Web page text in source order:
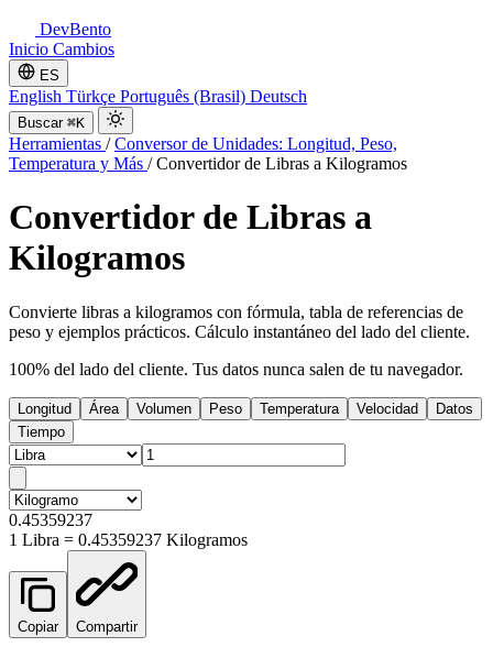
DevBento
Inicio Cambios
ES
English Türkçe Português (Brasil) Deutsch
Buscar ⌘K
Herramientas / Conversor de Unidades: Longitud, Peso,
Temperatura y Más / Convertidor de Libras a Kilogramos
Convertidor de Libras a
Kilogramos
Convierte libras a kilogramos con fórmula, tabla de referencias de
peso y ejemplos prácticos. Cálculo instantáneo del lado del cliente.
100% del lado del cliente. Tus datos nunca salen de tu navegador.
Longitud Área Volumen Peso Temperatura Velocidad
Datos
Tiempo
0.45359237
1 Libra = 0.45359237 Kilogramos
Copiar Compartir